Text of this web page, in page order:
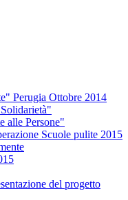
Perugia Ottobre 2014
alle Persone"
Scuole pulite 2015
del progetto